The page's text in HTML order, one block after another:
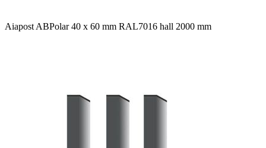
Aiapost ABPolar 40 x 60 mm RAL7016 hall 2000 mm